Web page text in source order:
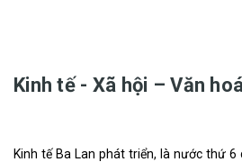
Kinh tế - Xã hội – Văn
Kinh tế Ba Lan phát triển, là nước thứ